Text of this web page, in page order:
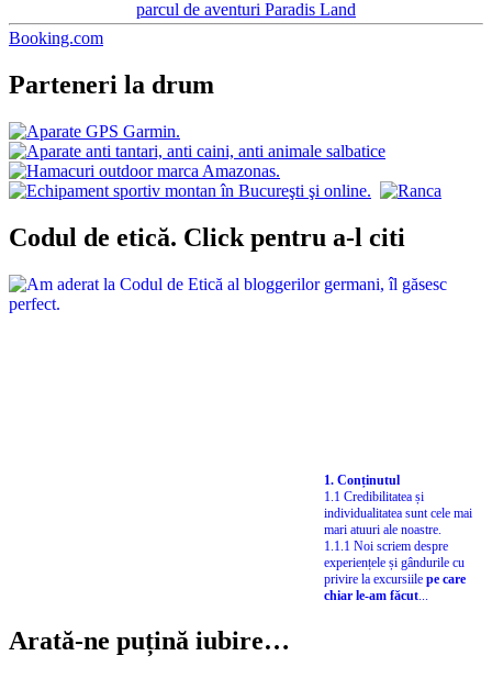
Codul de etică. Click pentru a-l citi
privire la excursiile
chiar le-am făcut
...
Urmărește-ne pe rețelele sociale, pe email sau pe RSS:
Urmărește-ne și pe Twitter!